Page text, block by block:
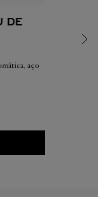
DE
aço